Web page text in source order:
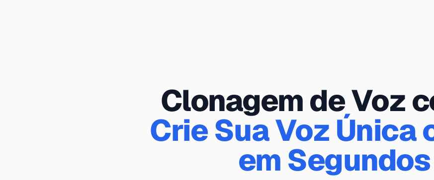
Clonagem de Voz
Crie Sua Voz Única
em Segundos